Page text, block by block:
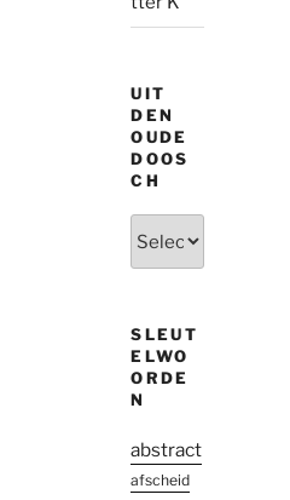
UIT
DEN
OUDE
DOOS
CH
SLEUT
ELWO
ORDE
N
abstract
afscheid